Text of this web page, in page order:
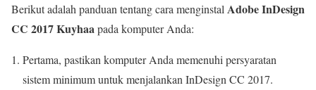
Berikut adalah panduan tentang cara menginstalAdobe InDesign
CC 2017 Kuyhaapada komputer Anda:
Pertama, pastikan komputer Anda memenuhi persyaratan
sistem minimum untuk menjalankan InDesign CC 2017.